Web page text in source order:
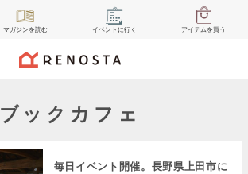
マガジンを読む イベント に行く アイテムを買う
ブックカフェ
毎日イベント開催。長野県上田市に